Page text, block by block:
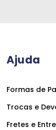
Ajuda
Formas de
Trocas e
Fretes e